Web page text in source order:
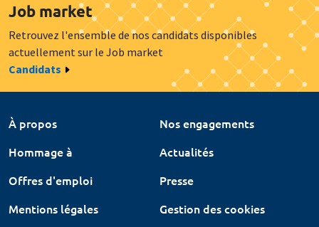
Job market
Retrouvez l'ensemble de nos candidats disponibles
actuellement sur le Job market
Candidats
À propos
Nos engagements
Hommage à
Actualités
Offres d'emploi
Presse
Mentions légales
Gestion des cookies